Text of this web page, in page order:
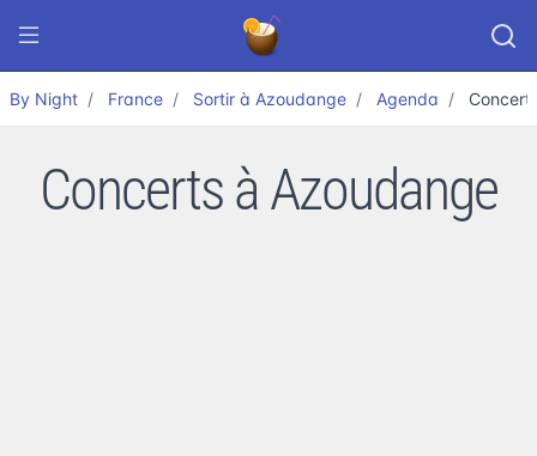
By Night France Sortir à Azoudange Agenda Concert
Concerts à Azoudange